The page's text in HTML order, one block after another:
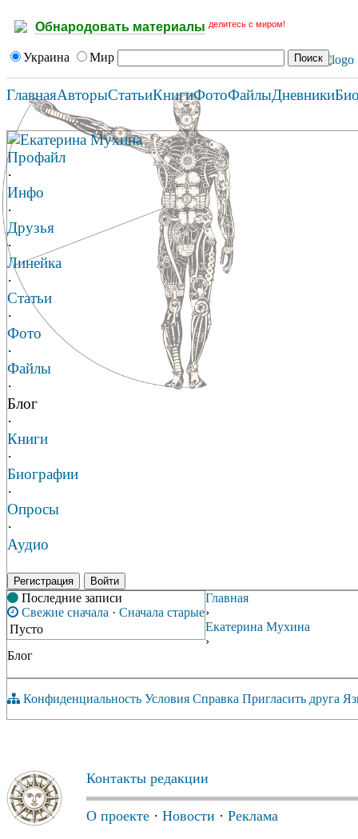
Обнародовать материалы делитесь с миром!
Украина Мир
ГлавнаяАвторыСтатьиКнигиФотоФайлыДневники
Екатерина Мухина
Профайл
·
Инфо
·
Друзья
·
Линейка
·
Статьи
·
Фото
·
Файлы
·
Блог
·
Книги
·
Биографии
·
Опросы
·
Аудио
Регистрация Войти
Последние записи
Свежие сначала · Сначала старые
Пусто
Главная
›
Екатерина Мухина
›
Блог
Конфиденциальность Условия Справка Пригласить друга
Контакты редакции
О проекте · Новости · Реклама